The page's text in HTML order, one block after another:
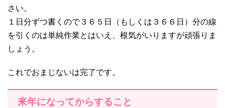
さい。
１日分ずつ書くので３６５日（もしくは３６６日）分の線
を引くのは単純作業とはいえ、根気がいりますが頑張りま
しょう。
これでおまじないは完了です。
来年になってからすること